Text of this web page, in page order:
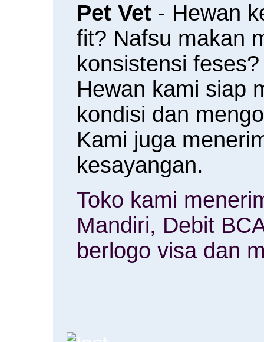
Pet Vet - Hewan
fit? Nafsu makan
konsistensi
Hewan kami siap
kondisi dan
Kami juga
kesayangan.
Toko kami
Mandiri, Debit
berlogo visa dan